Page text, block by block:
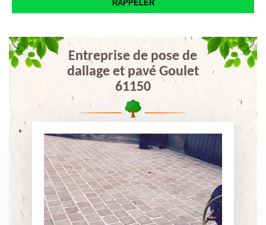
Entreprise de pose de
dallage et pavé Goulet
61150